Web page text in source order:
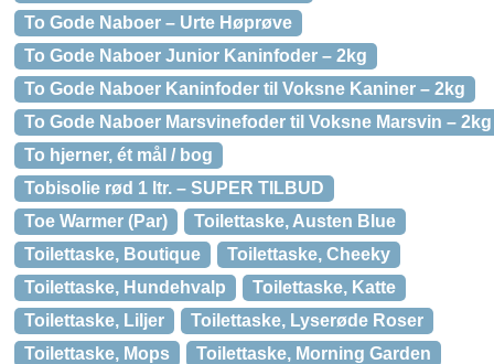
To Gode Naboer – Urte Høprøve
To Gode Naboer Junior Kaninfoder – 2kg
To Gode Naboer Kaninfoder til Voksne Kaniner – 2kg
To Gode Naboer Marsvinefoder til Voksne Marsvin – 2kg
To hjerner, ét mål / bog
Tobisolie rød 1 ltr. – SUPER TILBUD
Toe Warmer (Par)
Toilettaske, Austen Blue
Toilettaske, Boutique
Toilettaske, Cheeky
Toilettaske, Hundehvalp
Toilettaske, Katte
Toilettaske, Liljer
Toilettaske, Lyserøde Roser
Toilettaske, Mops
Toilettaske, Morning Garden